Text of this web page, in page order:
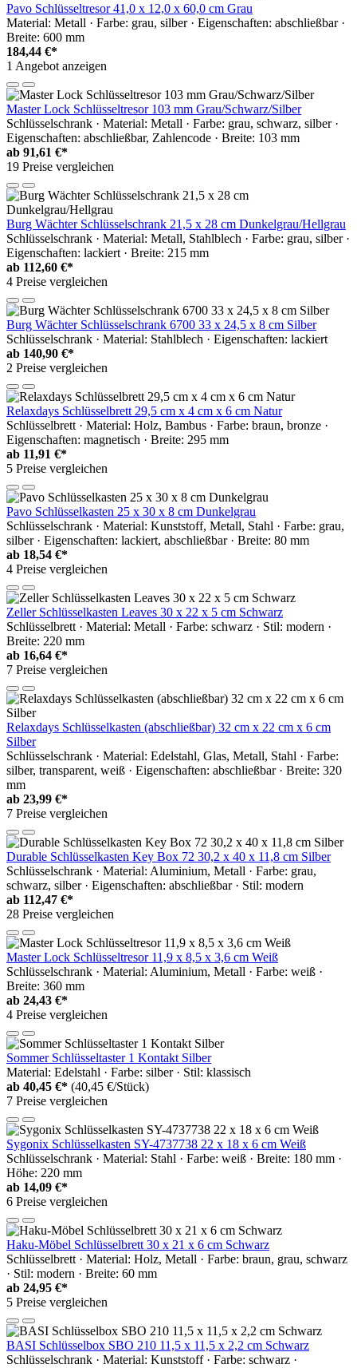
Pavo Schlüsseltresor 41,0 x 12,0 x 60,0 cm Grau
Material: Metall · Farbe: grau, silber · Eigenschaften: abschließbar ·
Breite: 600 mm
184,44 €*
1 Angebot anzeigen
Master Lock Schlüsseltresor 103 mm Grau/Schwarz/Silber
Schlüsselschrank · Material: Metall · Farbe: grau, schwarz, silber ·
Eigenschaften: abschließbar, Zahlencode · Breite: 103 mm
ab 91,61 €*
19 Preise vergleichen
Burg Wächter Schlüsselschrank 21,5 x 28 cm Dunkelgrau/Hellgrau
Schlüsselschrank · Material: Metall, Stahlblech · Farbe: grau, silber ·
Eigenschaften: lackiert · Breite: 215 mm
ab 112,60 €*
4 Preise vergleichen
Burg Wächter Schlüsselschrank 6700 33 x 24,5 x 8 cm Silber
Schlüsselschrank · Material: Stahlblech · Eigenschaften: lackiert
ab 140,90 €*
2 Preise vergleichen
Relaxdays Schlüsselbrett 29,5 cm x 4 cm x 6 cm Natur
Schlüsselbrett · Material: Holz, Bambus · Farbe: braun, bronze ·
Eigenschaften: magnetisch · Breite: 295 mm
ab 11,91 €*
5 Preise vergleichen
Pavo Schlüsselkasten 25 x 30 x 8 cm Dunkelgrau
Schlüsselschrank · Material: Kunststoff, Metall, Stahl · Farbe: grau,
silber · Eigenschaften: lackiert, abschließbar · Breite: 80 mm
ab 18,54 €*
4 Preise vergleichen
Zeller Schlüsselkasten Leaves 30 x 22 x 5 cm Schwarz
Schlüsselbrett · Material: Metall · Farbe: schwarz · Stil: modern ·
Breite: 220 mm
ab 16,64 €*
7 Preise vergleichen
Relaxdays Schlüsselkasten (abschließbar) 32 cm x 22 cm x 6 cm
Silber
Schlüsselschrank · Material: Edelstahl, Glas, Metall, Stahl · Farbe:
silber, transparent, weiß · Eigenschaften: abschließbar · Breite: 320
mm
ab 23,99 €*
7 Preise vergleichen
Durable Schlüsselkasten Key Box 72 30,2 x 40 x 11,8 cm Silber
Schlüsselschrank · Material: Aluminium, Metall · Farbe: grau,
schwarz, silber · Eigenschaften: abschließbar · Stil: modern
ab 112,47 €*
28 Preise vergleichen
Master Lock Schlüsseltresor 11,9 x 8,5 x 3,6 cm Weiß
Schlüsselschrank · Material: Aluminium, Metall · Farbe: weiß ·
Breite: 360 mm
ab 24,43 €*
4 Preise vergleichen
Sommer Schlüsseltaster 1 Kontakt Silber
Material: Edelstahl · Farbe: silber · Stil: klassisch
ab 40,45 €* (40,45 €/Stück)
7 Preise vergleichen
Sygonix Schlüsselkasten SY-4737738 22 x 18 x 6 cm Weiß
Schlüsselschrank · Material: Stahl · Farbe: weiß · Breite: 180 mm ·
Höhe: 220 mm
ab 14,09 €*
6 Preise vergleichen
Haku-Möbel Schlüsselbrett 30 x 21 x 6 cm Schwarz
Schlüsselbrett · Material: Holz, Metall · Farbe: braun, grau, schwarz
· Stil: modern · Breite: 60 mm
ab 24,95 €*
5 Preise vergleichen
BASI Schlüsselbox SBO 210 11,5 x 11,5 x 2,2 cm Schwarz
Schlüsselschrank · Material: Kunststoff · Farbe: schwarz ·